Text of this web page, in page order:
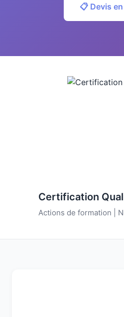
📋 Devis
Certification
Actions de formation |